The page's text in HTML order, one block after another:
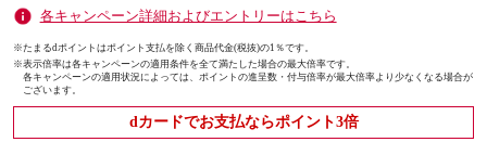
各キャンペーン詳細およびエントリーはこちら
※たまるdポイントはポイント支払を除く商品代金(税抜)の1％です。
※表示倍率は各キャンペーンの適用条件を全て満たした場合の最大倍率です。
各キャンペーンの適用状況によっては、ポイントの進呈数・付与倍率が最大倍率より少なくなる場合が
ございます。
dカードでお支払ならポイント3倍